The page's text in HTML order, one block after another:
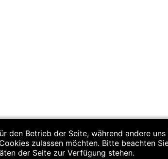
den Betrieb der Seite, während andere
zulassen möchten. Bitte beachten
der Seite zur Verfügung stehen.